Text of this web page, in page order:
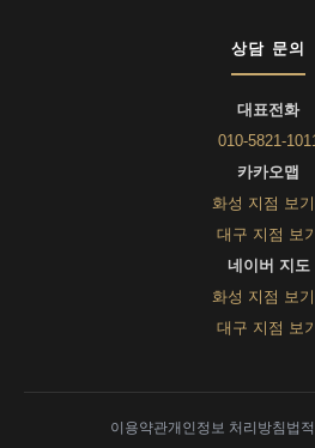
상담 문의
대표전화
010-5821-
카카오맵
화성 지점 보기
대구 지점 보
네이버 지도
화성 지점 보기
대구 지점 보
이용약관개인정보 처리방침 법